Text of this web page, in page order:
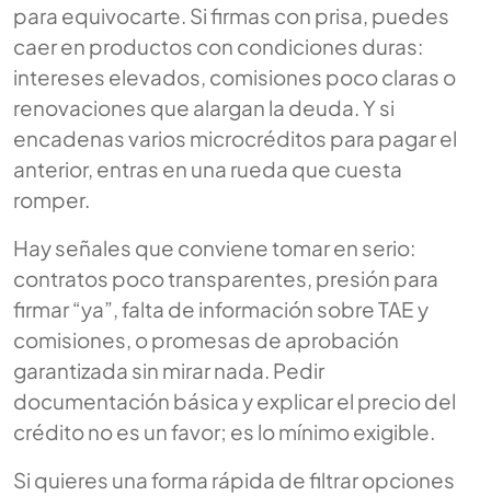
para equivocarte. Si firmas con prisa, puedes
caer en productos con condiciones duras:
intereses elevados, comisiones poco claras o
renovaciones que alargan la deuda. Y si
encadenas varios microcréditos para pagar el
anterior, entras en una rueda que cuesta
romper.
Hay señales que conviene tomar en serio:
contratos poco transparentes, presión para
firmar “ya”, falta de información sobre TAE y
comisiones, o promesas de aprobación
garantizada sin mirar nada. Pedir
documentación básica y explicar el precio del
crédito no es un favor; es lo mínimo exigible.
Si quieres una forma rápida de filtrar opciones